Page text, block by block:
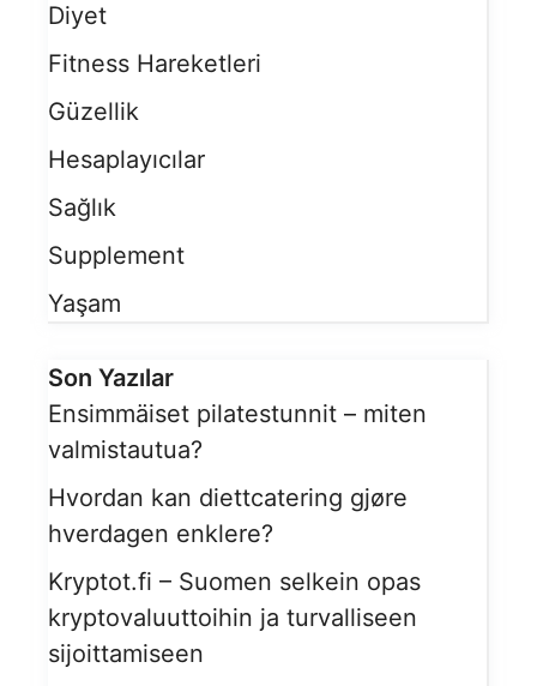
Diyet
Fitness Hareketleri
Güzellik
Hesaplayıcılar
Sağlık
Supplement
Yaşam
Son Yazılar
Ensimmäiset pilatestunnit – miten
valmistautua?
Hvordan kan diettcatering gjøre
hverdagen enklere?
Kryptot.fi – Suomen selkein opas
kryptovaluuttoihin ja turvalliseen
sijoittamiseen